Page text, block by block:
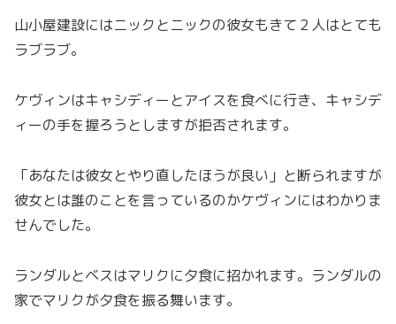
山小屋建設にはニックとニックの彼女もきて２人はとても
ラブラブ。
ケヴィンはキャシディーとアイスを食べに行き、キャシデ
ィーの手を握ろうとしますが拒否されます。
「あなたは彼女とやり直したほうが良い」と断られますが
彼女とは誰のことを言っているのかケヴィンにはわかりま
せんでした。
ランダルとベスはマリクに夕食に招かれます。ランダルの
家でマリクが夕食を振る舞います。